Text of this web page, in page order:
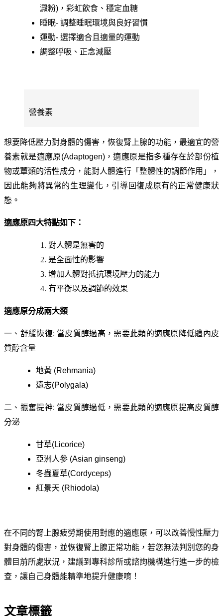
澱粉) ，彩虹飲食、穩定血糖
睡眠- 調整睡眠環境與良好習慣
運動- 選擇適合且適量的運動
調整呼吸、正念減壓
營養素
想要降低壓力對身體的傷害，恢復腎上腺的功能，最適宜的營
養素就是適應原(Adaptogen)，適應原是指多種存在於部份植
物或蕈類的活性成分，能對人體進行「整體性的調節作用」，
因此能夠將異常的生理變化，引導回復成原有的正常健康狀
態。
適應原四大特點如下：
對人體是無害的
是全面性的影響
增加人體對抵抗環境壓力的能力
有平衡以及調節的效果
適應原分成兩大類
一、舒緩恢復: 當皮質醇過高，需要此類的適應原降低體內皮
質醇含量
地黃 (Rehmania)
遠志(Polygala)
二、振奮提神: 當皮質醇過低，需要此類的適應原提高皮質醇
分泌
甘草(Licorice)
亞洲人參 (Asian ginseng)
冬蟲夏草(Cordyceps)
紅景天 (Rhiodola)
在不同的腎上腺疲勞期使用對應的適應原，可以改善慢性壓力
對身體的傷害，並恢復腎上腺正常功能，若您無法判別您的身
體目前所處狀況，建議到專科診所或諮詢機構進行進一步的檢
查，讓自己身體能精準地提升健康唷！
文章標籤